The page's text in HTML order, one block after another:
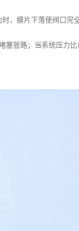
，膜片下落使阀口完全
管路；当系统压力